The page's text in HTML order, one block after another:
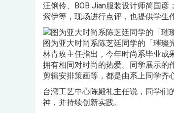
汪俐伶、BOB Jian服装设计师简国
紫伊等，现场进行点评，也提供学生
图为亚大时尚系陈芝廷同学的「璀璨
林青玫主任指出，今年时尚系毕业成
拥有相同对时尚的热爱。同学展示的
剪辑安排策画等，都是由系上同学齐
台湾工艺中心陈殿礼主任说，同学们
神，并持续创新实践。